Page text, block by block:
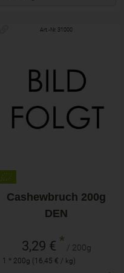
Art.-Nr. 31000
Cashewbruch 200g
DEN
3,29 € * / 200g
1 * 200g (16,45 € / kg)